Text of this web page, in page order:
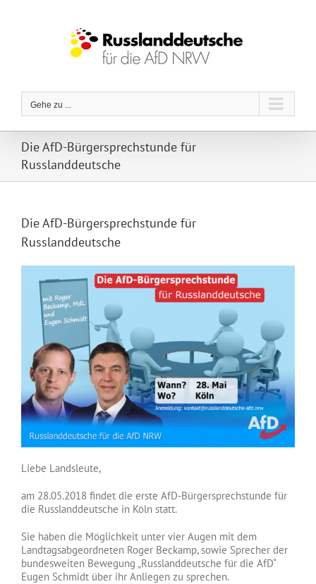
Gehe zu ...
Die AfD-Bürgersprechstunde für
Russlanddeutsche
Die AfD-Bürgersprechstunde für
Russlanddeutsche
Liebe Landsleute,
am 28.05.2018 findet die erste AfD-Bürgersprechstunde für
die Russlanddeutsche in Köln statt.
Sie haben die Möglichkeit unter vier Augen mit dem
Landtagsabgeordneten Roger Beckamp, sowie Sprecher der
bundesweiten Bewegung „Russlanddeutsche für die AfD“
Eugen Schmidt über ihr Anliegen zu sprechen.